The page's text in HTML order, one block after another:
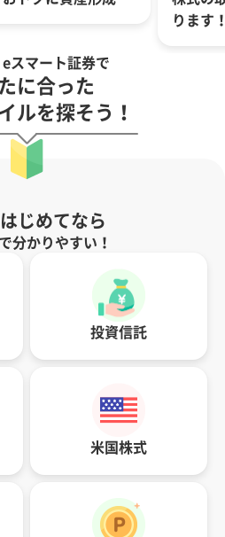
ります
eスマート証券で
に合った
ルを探そう！
じめてなら
分かりやすい！
投資信託
米国株式